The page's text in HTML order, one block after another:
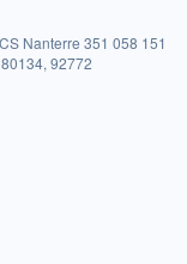
Nanterre 351 058 151
92772